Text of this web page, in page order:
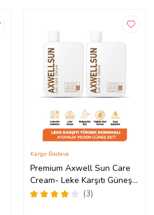
Premium Axwell Sun Care
Cream- Leke Karşıtı Güneş
Koruyucu Krem SPF50+
(3)
Kargo Bedava